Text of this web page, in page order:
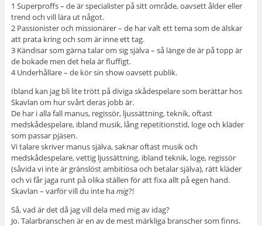
1 Superproffs – de är specialister på sitt område, oavsett ålder eller
trend och vill lära ut något.
2 Passionister och missionärer – de har valt ett tema som de älskar
att prata kring och som är inne ett tag.
3 Kändisar som gärna talar om sig själva – så länge de är på topp är
de bokade men det hela är fluffigt.
4 Underhållare – de kör sin show oavsett publik.
Ibland kan jag bli lite trött på diviga skådespelare som berättar hos
Skavlan om hur svårt deras jobb är.
De har i alla fall manus, regissör, ljussättning, teknik, oftast
medskådespelare, ibland musik, lång repetitionstid, loge och kläder
som passar pjäsen.
Vi talare skriver manus själva, saknar oftast musik och
medskådespelare, vettig ljussättning, ibland teknik, loge, regissör
(såvida vi inte är gränslöst ambitiösa och betalar själva), rätt kläder
och vi får jaga runt på olika ställen för att fixa allt på egen hand.
Skavlan – varför vill du inte hamig?!
Så, vad är det då jag vill dela med mig av idag?
Jo. Talarbranschen är en av de mest märkliga branscher som finns.